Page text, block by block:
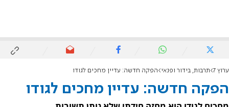
ערוץ 7 תרבות, בידור ופנאי הפקה חדשה: עדיין מחכים לגודו
הפקה חדשה: עדיין מחכים לגודו